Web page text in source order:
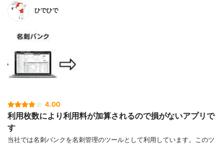
ひでひで
4.00
利用枚数により利用料が加算されるので損がないアプリで
す
当社では名刺バンクを名刺管理のツールとして利用しています。このツ